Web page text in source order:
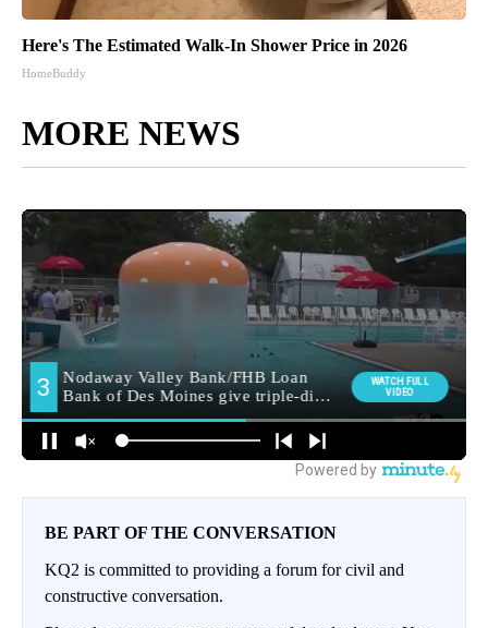
Here's The Estimated Walk-In Shower Price in 2026
HomeBuddy
MORE NEWS
BE PART OF THE CONVERSATION
KQ2 is committed to providing a forum for civil and
constructive conversation.